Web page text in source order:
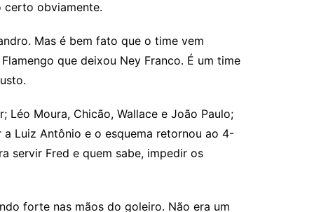
certo obviamente.
Mas é bem fato que o time vem
que deixou Ney Franco. É um time
Moura, Chicão, Wallace e João Paulo;
Luiz Antônio e o esquema retornou ao 4-
servir Fred e quem sabe, impedir os
forte nas mãos do goleiro. Não era um